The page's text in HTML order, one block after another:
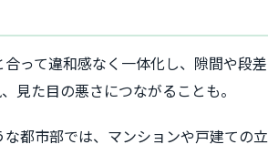
って違和感なく一体化し、隙間や段差
見た目の悪さにつながることも。
都市部では、マンションや戸建ての立